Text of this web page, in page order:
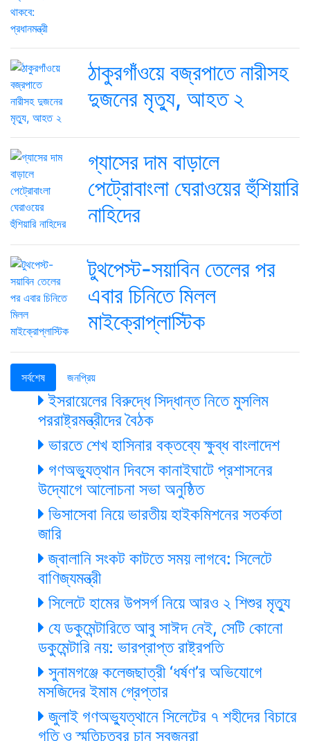
ঠাকুরগাঁওয়ে বজ্রপাতে নারীসহ
দুজনের মৃত্যু, আহত ২
গ্যাসের দাম বাড়ালে
পেট্রোবাংলা ঘেরাওয়ের হুঁশিয়ারি
নাহিদের
টুথপেস্ট-সয়াবিন তেলের পর
এবার চিনিতে মিলল
মাইক্রোপ্লাস্টিক
সর্বশেষ জনপ্রিয়
ইসরায়েলের বিরুদ্ধে সিদ্ধান্ত নিতে মুসলিম
পররাষ্ট্রমন্ত্রীদের বৈঠক
ভারতে শেখ হাসিনার বক্তব্যে ক্ষুব্ধ বাংলাদেশ
গণঅভ্যুত্থান দিবসে কানাইঘাটে প্রশাসনের
উদ্যোগে আলোচনা সভা অনুষ্ঠিত
ভিসাসেবা নিয়ে ভারতীয় হাইকমিশনের সতর্কতা
জারি
জ্বালানি সংকট কাটতে সময় লাগবে: সিলেটে
বাণিজ্যমন্ত্রী
সিলেটে হামের উপসর্গ নিয়ে আরও ২ শিশুর মৃত্যু
যে ডকুমেন্টারিতে আবু সাঈদ নেই, সেটি কোনো
ডকুমেন্টারি নয়: ভারপ্রাপ্ত রাষ্ট্রপতি
সুনামগঞ্জে কলেজছাত্রী ‘ধর্ষণ’র অভিযোগে
মসজিদের ইমাম গ্রেপ্তার
জুলাই গণঅভ্যুত্থানে সিলেটের ৭ শহীদের বিচারে
গতি ও স্মৃতিচত্বর চান স্বজনরা